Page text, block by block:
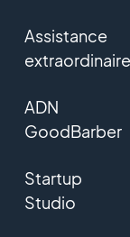
Assistance
extraordinaire
ADN
GoodBarber
Startup
Studio